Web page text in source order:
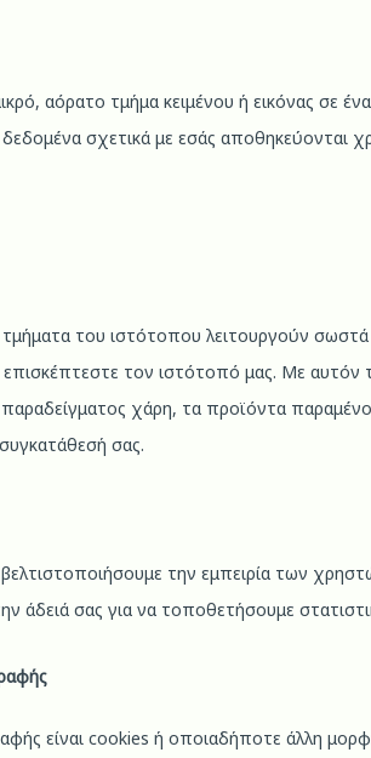
αόρατο τμήμα κειμένου ή εικόνας σε
σχετικά με εσάς αποθηκεύονται
τμήματα του ιστότοπου λειτουργούν
τον ιστότοπό μας. Με αυτόν
χάρη, τα προϊόντα
σας.
την εμπειρία των
άδειά σας για να τοποθετήσουμε
είναι cookies ή οποιαδήποτε άλλη